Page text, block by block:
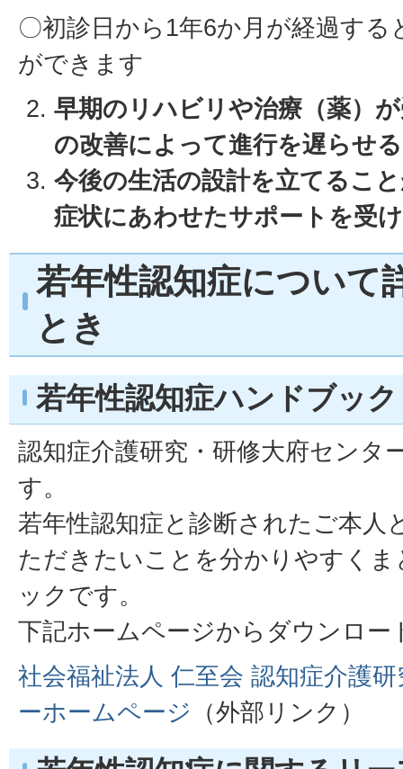
〇初診日から1年6か月が経過する
ができます
早期のリハビリや治療（薬）
の改善によって進行を遅らせ
今後の生活の設計を立てるこ
症状にあわせたサポートを受
若年性認知症について
とき
若年性認知症ハンドブック
認知症介護研究・研修大府センタ
す。
若年性認知症と診断されたご本人
ただきたいことを分かりやすく
ックです。
下記ホームページからダウンロー
社会福祉法人 仁至会 認知症介護
ーホームページ （外部リンク）